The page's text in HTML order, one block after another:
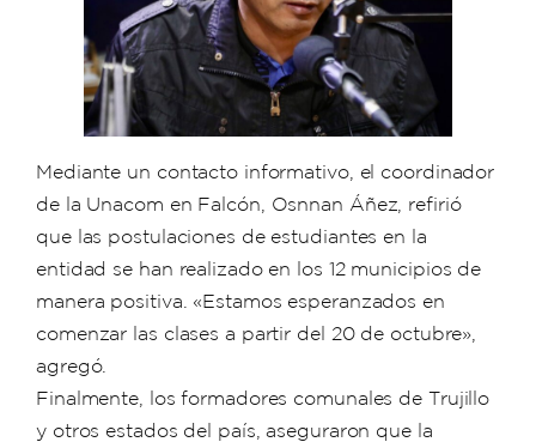
Mediante un contacto informativo, el coordinador
de la Unacom en Falcón, Osnnan Áñez, refirió
que las postulaciones de estudiantes en la
entidad se han realizado en los 12 municipios de
manera positiva. «Estamos esperanzados en
comenzar las clases a partir del 20 de octubre»,
agregó.
Finalmente, los formadores comunales de Trujillo
y otros estados del país, aseguraron que la